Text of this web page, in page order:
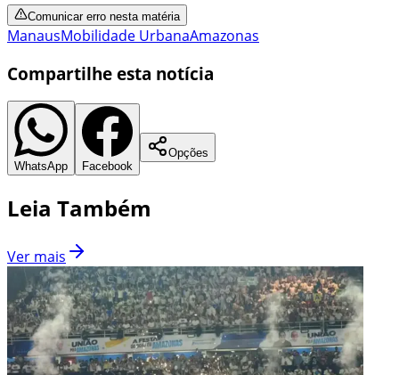
Comunicar erro nesta matéria
ManausMobilidade UrbanaAmazonas
Compartilhe esta notícia
WhatsApp Facebook
Opções
Leia Também
Ver mais